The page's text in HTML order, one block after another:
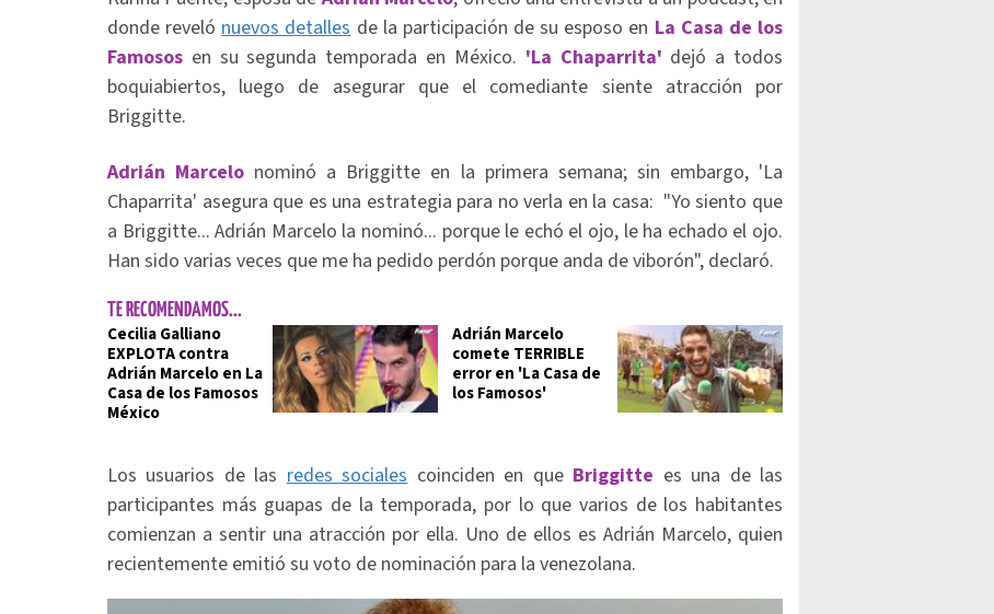
donde revelónuevos detallesde la participación de su esposo en La Casa de los
Famosos en su segunda temporada en México. 'La Chaparrita' dejó a todos
boquiabiertos, luego de asegurar que el comediante siente atracción por
Briggitte.
Adrián Marcelo nominó a Briggitte en la primera semana; sin embargo, 'La
Chaparrita' asegura que es una estrategia para no verla en la casa: "Yo siento que
a Briggitte... Adrián Marcelo la nominó... porque le echó el ojo, le ha echado el ojo.
Han sido varias veces que me ha pedido perdón porque anda de viborón", declaró.
TE RECOMENDAMOS...
Cecilia Galliano
EXPLOTA contra
Adrián Marcelo en La
Casa de los Famosos
México
Adrián Marcelo
comete TERRIBLE
error en 'La Casa de
los Famosos'
Los usuarios de lasredes socialescoinciden en que Briggitte es una de las
participantes más guapas de la temporada, por lo que varios de los habitantes
comienzan a sentir una atracción por ella. Uno de ellos es Adrián Marcelo, quien
recientemente emitió su voto de nominación para la venezolana.